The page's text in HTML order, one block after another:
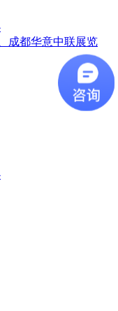
成都华意中联展览